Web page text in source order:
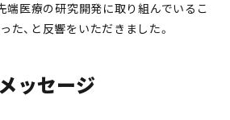
端医療の研究開発に取り組んでいるこ
た、と反響をいただきました。
ッセージ